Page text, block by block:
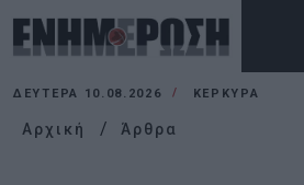
ΔΕΥΤΈΡΑ 10.08.2026 ΚΕΡΚΥΡΑ
Αρχική Άρθρα